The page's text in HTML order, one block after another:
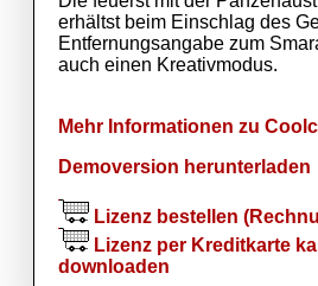
erhältst beim Einschlag des
Entfernungsangabe zum
auch einen Kreativmodus.
Mehr Informationen zu
Demoversion herunterladen
Lizenz bestellen
Lizenz per Kreditkarte
downloaden